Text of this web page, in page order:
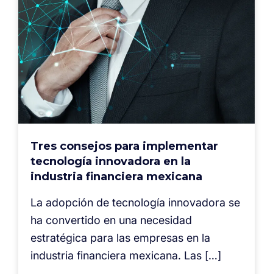
Tres consejos para implementar
tecnología innovadora en la
industria financiera mexicana
La adopción de tecnología innovadora se
ha convertido en una necesidad
estratégica para las empresas en la
industria financiera mexicana. Las […]